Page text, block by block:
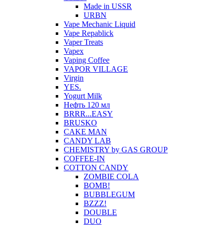
Made in USSR
URBN
Vape Mechanic Liquid
Vape Repablick
Vaper Treats
Vapex
Vaping Coffee
VAPOR VILLAGE
Virgin
YES.
Yogurt Milk
Нефть 120 мл
BRRR...EASY
BRUSKO
CAKE MAN
CANDY LAB
CHEMISTRY by GAS GROUP
COFFEE-IN
COTTON CANDY
ZOMBIE COLA
BOMB!
BUBBLEGUM
BZZZ!
DOUBLE
DUO